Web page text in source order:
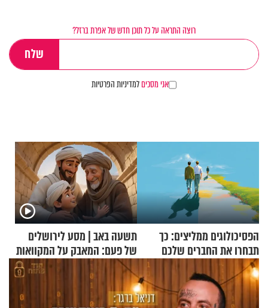
רוצה התראה על כל תוכן חדש של אפרת ברזל?
אני מסכיםלמדיניות הפרטיות
הפסיכולוגים ממליצים: כך
תבחרו את החברים שלכם
בחיים
תשעה באב | מסע לירושלים
של פעם: המאבק על המקוואות